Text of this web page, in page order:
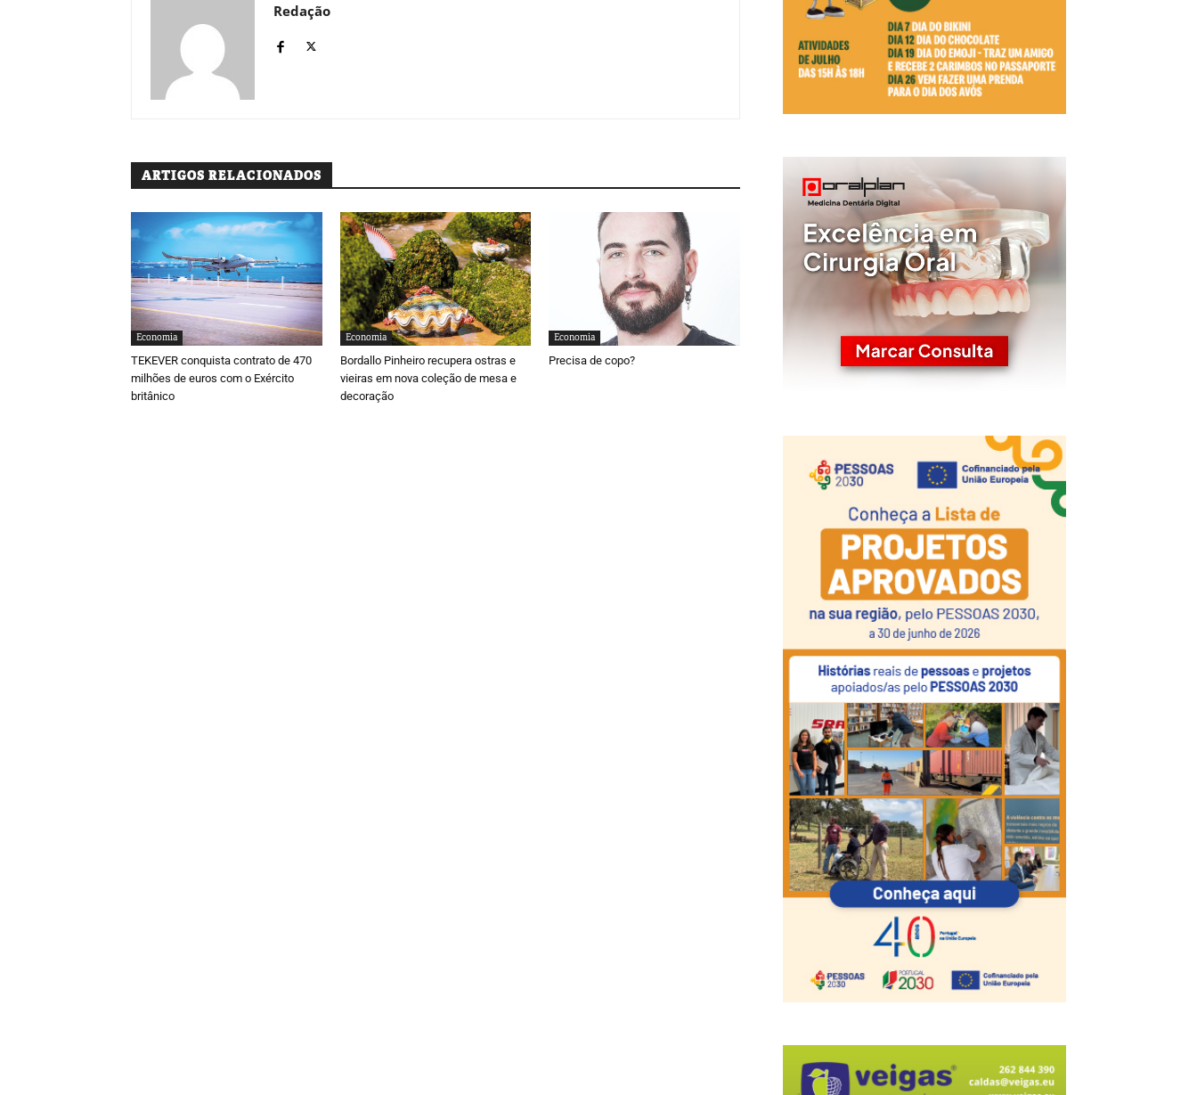
Redação
ARTIGOS RELACIONADOS
Economia
TEKEVER conquista contrato de 470
milhões de euros com o Exército
britânico
Economia
Bordallo Pinheiro recupera ostras e
vieiras em nova coleção de mesa e
decoração
Economia
Precisa de copo?